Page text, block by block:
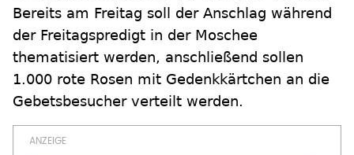
Bereits am Freitag soll der Anschlag während
der Freitagspredigt in der Moschee
thematisiert werden, anschließend sollen
1.000 rote Rosen mit Gedenkkärtchen an die
Gebetsbesucher verteilt werden.